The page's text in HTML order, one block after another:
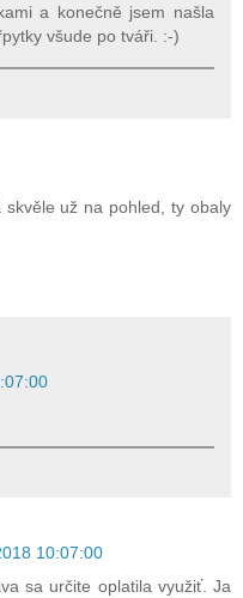
a konečně jsem našla
všude po tváři. :-)
skvěle už na pohled, ty obaly
10:07:00
sa určite oplatila využiť. Ja